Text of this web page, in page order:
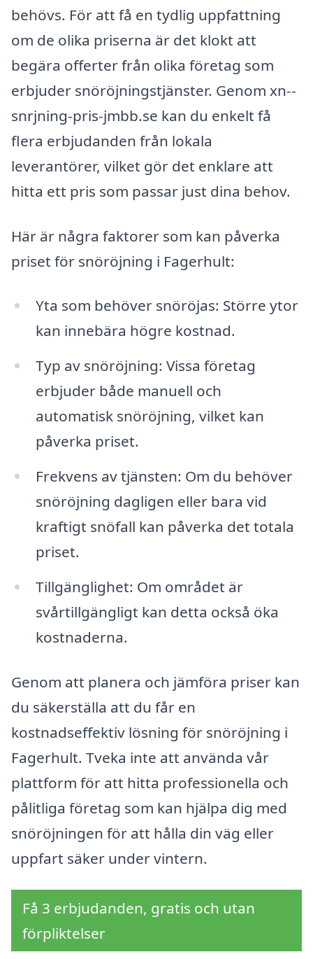
behövs. För att få en tydlig uppfattning
om de olika priserna är det klokt att
begära offerter från olika företag som
erbjuder snöröjningstjänster. Genom xn--
snrjning-pris-jmbb.se kan du enkelt få
flera erbjudanden från lokala
leverantörer, vilket gör det enklare att
hitta ett pris som passar just dina behov.
Här är några faktorer som kan påverka
priset för snöröjning i Fagerhult:
Yta som behöver snöröjas: Större ytor
kan innebära högre kostnad.
Typ av snöröjning: Vissa företag
erbjuder både manuell och
automatisk snöröjning, vilket kan
påverka priset.
Frekvens av tjänsten: Om du behöver
snöröjning dagligen eller bara vid
kraftigt snöfall kan påverka det totala
priset.
Tillgänglighet: Om området är
svårtillgängligt kan detta också öka
kostnaderna.
Genom att planera och jämföra priser kan
du säkerställa att du får en
kostnadseffektiv lösning för snöröjning i
Fagerhult. Tveka inte att använda vår
plattform för att hitta professionella och
pålitliga företag som kan hjälpa dig med
snöröjningen för att hålla din väg eller
uppfart säker under vintern.
Få 3 erbjudanden, gratis och utan
förpliktelser